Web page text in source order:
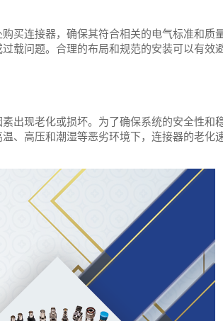
买连接器，确保其符合相关的电气标准和质
载问题。合理的布局和规范的安装可以有效
出现老化或损坏。为了确保系统的安全性和
、高压和潮湿等恶劣环境下，连接器的老化